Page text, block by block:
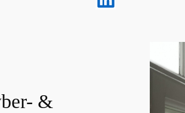
&